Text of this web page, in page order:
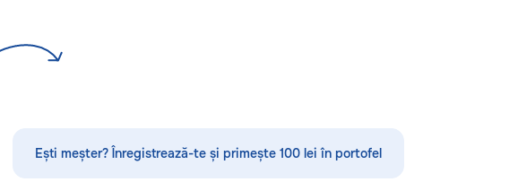
кухонных фасадов, гардеробных,
панно — перголы и садовые
конструкции: защитная обработка,
Ești meșter? Înregistrează-te și primește 100 lei în portofel